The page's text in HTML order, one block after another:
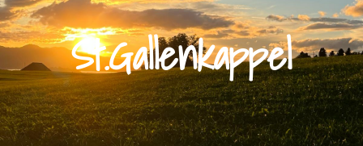
St.Gallenkappel